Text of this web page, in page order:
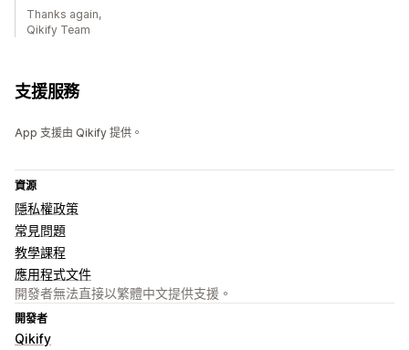
Thanks again,
Qikify Team
支援服務
App 支援由 Qikify 提供。
資源
隱私權政策
常見問題
教學課程
應用程式文件
開發者無法直接以繁體中文提供支援。
開發者
Qikify